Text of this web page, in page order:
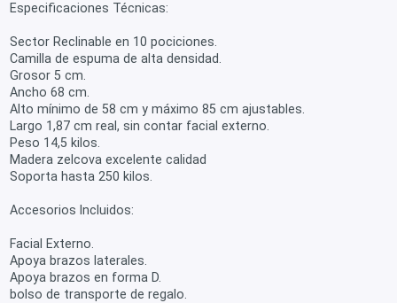
Especificaciones Técnicas:
Sector Reclinable en 10 pociciones.
Camilla de espuma de alta densidad.
Grosor 5 cm.
Ancho 68 cm.
Alto mínimo de 58 cm y máximo 85 cm ajustables.
Largo 1,87 cm real, sin contar facial externo.
Peso 14,5 kilos.
Madera zelcova excelente calidad
Soporta hasta 250 kilos.
Accesorios Incluidos:
Facial Externo.
Apoya brazos laterales.
Apoya brazos en forma D.
bolso de transporte de regalo.